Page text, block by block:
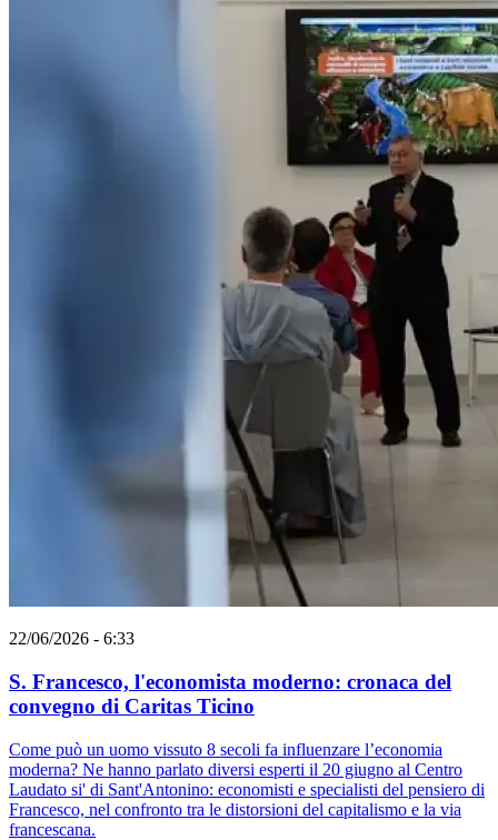
22/06/2026 - 6:33
S. Francesco, l'economista moderno: cronaca del
convegno di Caritas Ticino
Come può un uomo vissuto 8 secoli fa influenzare l’economia
moderna? Ne hanno parlato diversi esperti il 20 giugno al Centro
Laudato si' di Sant'Antonino: economisti e specialisti del pensiero di
Francesco, nel confronto tra le distorsioni del capitalismo e la via
francescana.